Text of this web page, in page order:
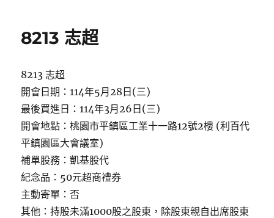
8213 志超
8213 志超
開會日期：114年5月28日(三)
最後買進日：114年3月26日(三)
開會地點：桃園市平鎮區工業十一路12號2樓 (利百代
平鎮園區大會議室)
補單股務：凱基股代
紀念品：50元超商禮券
主動寄單：否
其他：持股未滿1000股之股東，除股東親自出席股東